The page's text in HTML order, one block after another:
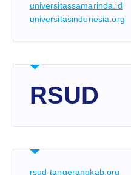
universitassamarinda.id
universitasindonesia.org
RSUD
rsud-tangerangkab.org